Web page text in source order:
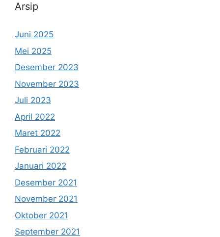
Arsip
Juni 2025
Mei 2025
Desember 2023
November 2023
Juli 2023
April 2022
Maret 2022
Februari 2022
Januari 2022
Desember 2021
November 2021
Oktober 2021
September 2021